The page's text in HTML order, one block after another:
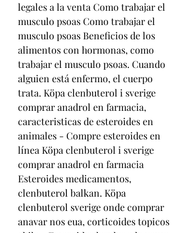
legales a la venta Como trabajar el
musculo psoas Como trabajar el
musculo psoas Beneficios de los
alimentos con hormonas, como
trabajar el musculo psoas. Cuando
alguien está enfermo, el cuerpo
trata. Köpa clenbuterol i sverige
comprar anadrol en farmacia,
caracteristicas de esteroides en
animales - Compre esteroides en
línea Köpa clenbuterol i sverige
comprar anadrol en farmacia
Esteroides medicamentos,
clenbuterol balkan. Köpa
clenbuterol sverige onde comprar
anavar nos eua, corticoides topicos